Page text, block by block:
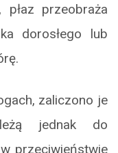
płaz przeobraża
dorosłego lub
zaliczono je
jednak do
przeciwieństwie